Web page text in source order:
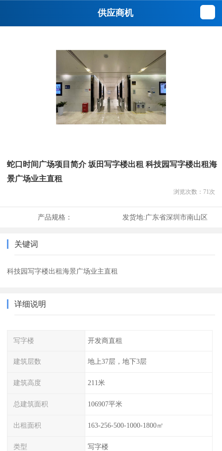
供应商机
蛇口时间广场项目简介 坂田写字楼出租 科技园写字楼出租海
景广场业主直租
浏览次数： 71 次
产品规格： 发货地:广东省深圳市南山区
关键词
科技园写字楼出租海景广场业主直租
详细说明
写字楼 开发商直租
建筑层数 地上37层，地下3层
建筑高度 211米
总建筑面积 106907平米
出租面积 163-256-500-1000-1800㎡
类型 写字楼